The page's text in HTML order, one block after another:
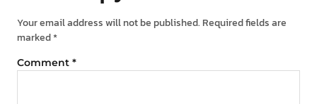
Your email address will not be published. Required fields are
marked*
Comment *